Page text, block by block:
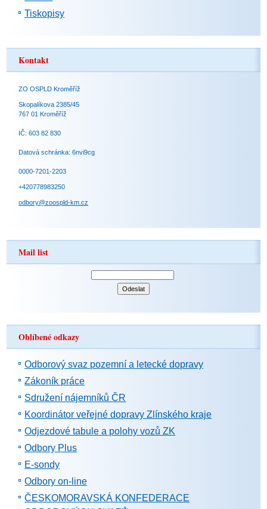
Tiskopisy
Kontakt
ZO OSPLD Kroměříž
Skopalíkova 2385/45
767 01 Kroměříž
IČ: 603 82 830
Datová schránka: 6nvi9cg
0000-7201-2203
+420778983250
odbory@zoospld-km.cz
Mail list
Oblíbené odkazy
Odborový svaz pozemní a letecké dopravy
Zákoník práce
Sdružení nájemníků ČR
Koordinátor veřejné dopravy Zlínského kraje
Odjezdové tabule a polohy vozů ZK
Odbory Plus
E-sondy
Odbory on-line
ČESKOMORAVSKÁ KONFEDERACE